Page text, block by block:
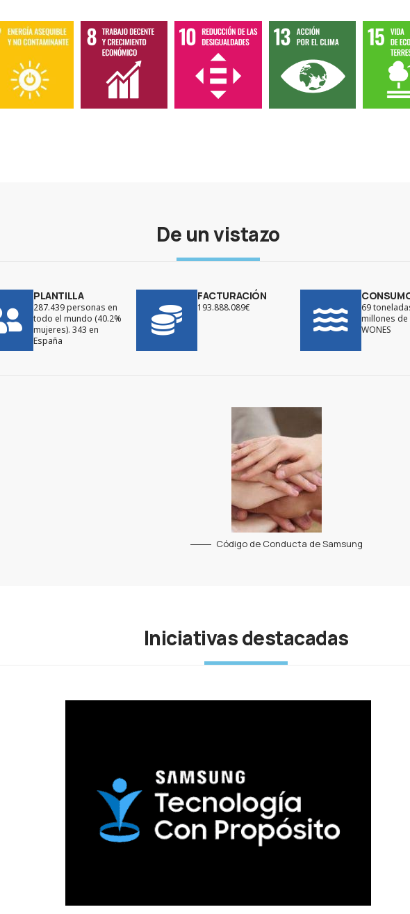
De un vistazo
PLANTILLA
287.439 personas en
todo el mundo (40.2%
mujeres). 343 en
España
FACTURACIÓN
193.888.089€
69
millones de
WONES
Código de Conducta de Samsung
Iniciativas destacadas